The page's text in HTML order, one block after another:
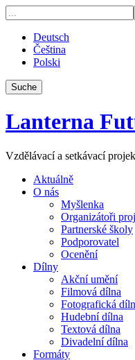
Deutsch
Čeština
Polski
Suche
Lanterna
Vzdělávací a setkávací
Aktuálně
O nás
Myšlenka
Organizátoři
Partnerské školy
Podporovatel
Ocenění
Dílny
Akční umění
Filmová dílna
Fotografická
Hudební dílna
Textová dílna
Divadelní dílna
Formáty